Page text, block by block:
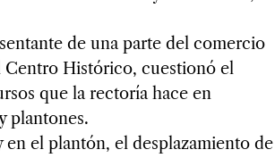
de una parte del comercio
Centro Histórico, cuestionó el
que la rectoría hace en
plantones.
en el plantón, el desplazamiento de